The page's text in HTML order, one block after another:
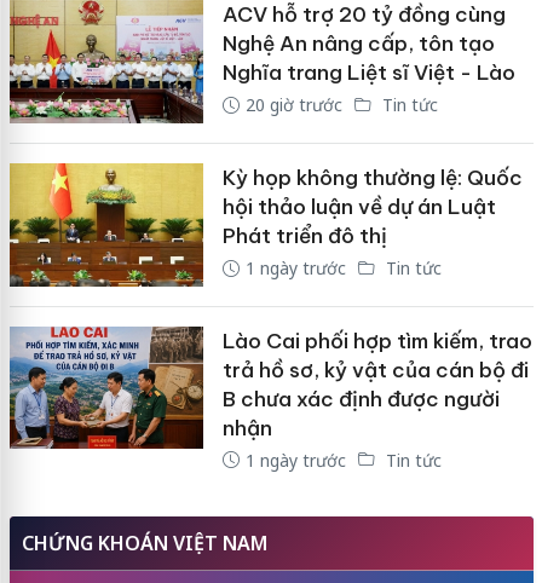
ACV hỗ trợ 20 tỷ đồng cùng
Nghệ An nâng cấp, tôn tạo
Nghĩa trang Liệt sĩ Việt - Lào
20 giờ trước Tin tức
Kỳ họp không thường lệ: Quốc
hội thảo luận về dự án Luật
Phát triển đô thị
1 ngày trước Tin tức
Lào Cai phối hợp tìm kiếm, trao
trả hồ sơ, kỷ vật của cán bộ đi
B chưa xác định được người
nhận
1 ngày trước Tin tức
CHỨNG KHOÁN VIỆT NAM